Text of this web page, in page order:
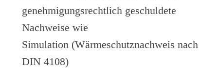
genehmigungsrechtlich geschuldete
Nachweise wie
Simulation (Wärmeschutznachweis nach
DIN 4108)